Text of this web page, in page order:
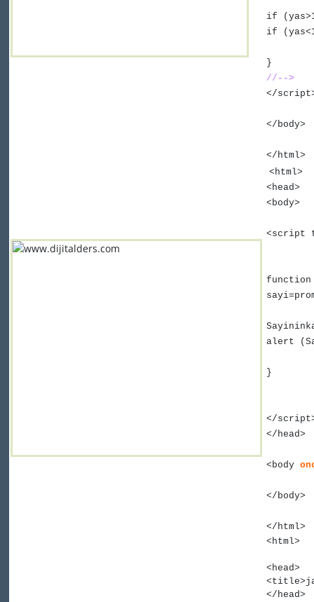
if
if
}
//-->
</
</body>
</html>
<html>
<head>
<body>
<script
alert
}
</
</head>
<body
</body>
</html>
<html>
<head>
<title
</head>